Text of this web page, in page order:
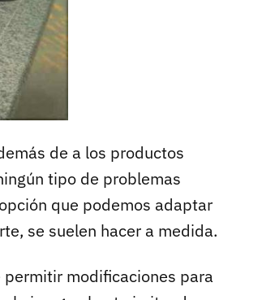
de a los productos
tipo de problemas
que podemos adaptar
se suelen hacer a medida.
modificaciones para